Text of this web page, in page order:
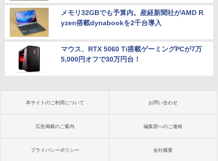
メモリ32GBでも予算内。産経新聞社がAMD R
yzen搭載dynabookを2千台導入
マウス、RTX 5060 Ti搭載ゲーミングPCが7万
5,000円オフで30万円台！
本サイトのご利用について お問い合わせ
広告掲載のご案内 編集部へのご連絡
プライバシーポリシー 会社概要